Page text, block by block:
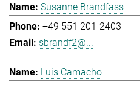
Susanne Brandfass
+49 551 201-2403
sbrandf2@...
Luis Camacho